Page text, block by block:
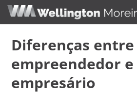
Diferenças entre
empreendedor e
empresário